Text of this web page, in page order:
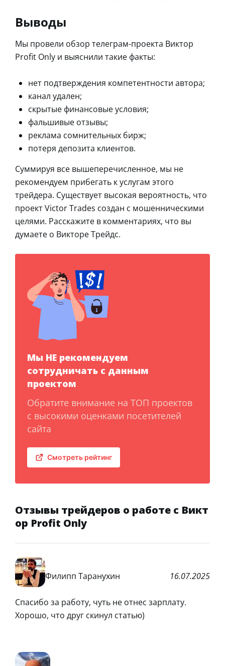
Выводы
Мы провели обзор телеграм-проекта Виктор
Profit Only и выяснили такие факты:
нет подтверждения компетентности автора;
канал удален;
скрытые финансовые условия;
фальшивые отзывы;
реклама сомнительных бирж;
потеря депозита клиентов.
Суммируя все вышеперечисленное, мы не
рекомендуем прибегать к услугам этого
трейдера. Существует высокая вероятность, что
проект Victor Trades создан с мошенническими
целями. Расскажите в комментариях, что вы
думаете о Викторе Трейдс.
Мы НЕ рекомендуем
сотрудничать с данным
проектом
Обратите внимание на ТОП проектов
с высокими оценками посетителей
сайта
Смотреть рейтинг
Отзывы трейдеров о работе с Викт
ор Profit Only
Филипп Таранухин 16.07.2025
Спасибо за работу, чуть не отнес зарплату.
Хорошо, что друг скинул статью)